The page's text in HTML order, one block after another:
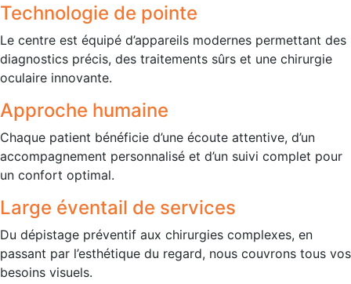
Technologie de pointe
Le centre est équipé d’appareils modernes permettant des
diagnostics précis, des traitements sûrs et une chirurgie
oculaire innovante.
Approche humaine
Chaque patient bénéficie d’une écoute attentive, d’un
accompagnement personnalisé et d’un suivi complet pour
un confort optimal.
Large éventail de services
Du dépistage préventif aux chirurgies complexes, en
passant par l’esthétique du regard, nous couvrons tous vos
besoins visuels.